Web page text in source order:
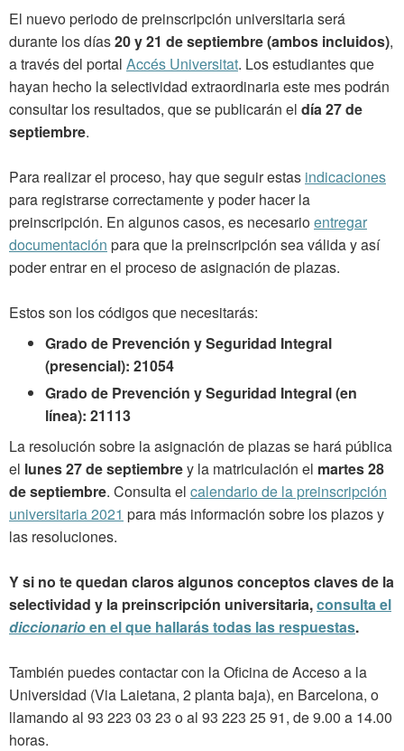
El nuevo periodo de preinscripción universitaria será
durante los días20 y 21 de septiembre(ambos incluidos),
a través del portal Accés Universitat. Los estudiantes que
hayan hecho la selectividad extraordinaria este mes podrán
consultar los resultados, que se publicarán el día 27 de
septiembre.
Para realizar el proceso, hay que seguir estas indicaciones
para registrarse correctamente y poder hacer la
preinscripción. En algunos casos, es necesarioentregar
documentación para que la preinscripción sea válida y así
poder entrar en el proceso de asignación de plazas.
Estos son los códigos que necesitarás:
Grado de Prevención y Seguridad Integral
(presencial): 21054
Grado de Prevención y Seguridad Integral (en
línea): 21113
La resolución sobre la asignación de plazas se hará pública
el lunes 27 de septiembrey la matriculación el martes 28
de septiembre. Consulta el calendario de la preinscripción
universitaria 2021 para más información sobre los plazos y
las resoluciones.
Y si no te quedan claros algunos conceptos claves de la
selectividad y la preinscripción universitaria,consulta el
diccionarioen el que hallarás todas las respuestas.
También puedes contactar con la Oficina de Acceso a la
Universidad (Via Laietana, 2 planta baja), en Barcelona, o
llamando al 93 223 03 23 o al 93 223 25 91, de 9.00 a 14.00
horas.